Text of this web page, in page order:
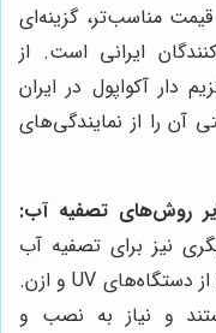
قیمت مناسب‌تر، گزینه‌ای
ایرانی است. از
دار آکواپول در ایران
آن را از نمایندگی‌های
روش‌های تصفیه آب:
نیز برای تصفیه آب
استخر وجود دارند، مانند استفاده از دستگاه‌های UV و ازن.
و نیاز به نصب و